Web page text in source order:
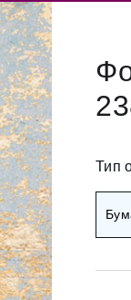
ПО ЦВЕТУ
фотообои
фотообои
фотообои
фотообои
фотообои
Тип